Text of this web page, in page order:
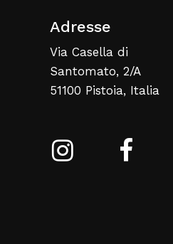
Adresse
Via Casella di
Santomato, 2/A
51100 Pistoia, Italia